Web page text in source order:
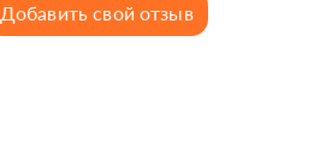
Добавить свой отзыв